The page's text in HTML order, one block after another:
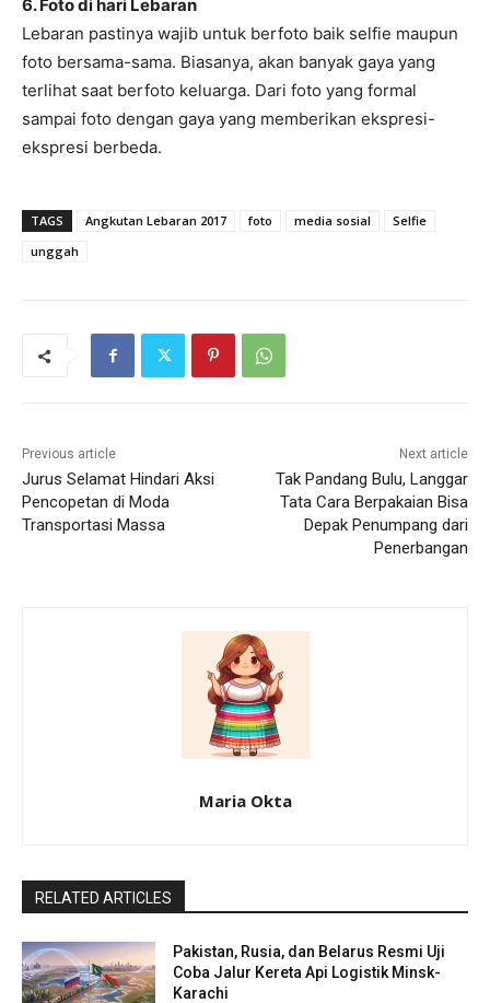
6. Foto di hari Lebaran
Lebaran pastinya wajib untuk berfoto baik selfie maupun
foto bersama-sama. Biasanya, akan banyak gaya yang
terlihat saat berfoto keluarga. Dari foto yang formal
sampai foto dengan gaya yang memberikan ekspresi-
ekspresi berbeda.
TAGS Angkutan Lebaran 2017 foto media sosial
Selfie
unggah
Previous article
Jurus Selamat Hindari Aksi
Pencopetan di Moda
Transportasi Massa
Next article
Tak Pandang Bulu, Langgar
Tata Cara Berpakaian Bisa
Depak Penumpang dari
Penerbangan
Maria Okta
RELATED ARTICLES
Pakistan, Rusia, dan Belarus Resmi Uji
Coba Jalur Kereta Api Logistik Minsk-
Karachi